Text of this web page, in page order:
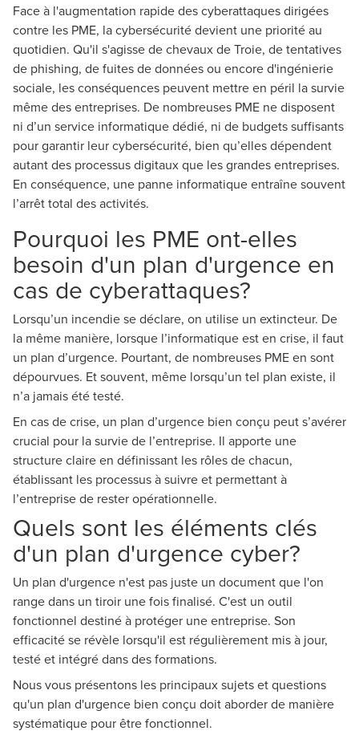
Face à l'augmentation rapide des cyberattaques dirigées
contre les PME, la cybersécurité devient une priorité au
quotidien. Qu'il s'agisse de chevaux de Troie, de tentatives
de phishing, de fuites de données ou encore d'ingénierie
sociale, les conséquences peuvent mettre en péril la survie
même des entreprises. De nombreuses PME ne disposent
ni d’un service informatique dédié, ni de budgets suffisants
pour garantir leur cybersécurité, bien qu’elles dépendent
autant des processus digitaux que les grandes entreprises.
En conséquence, une panne informatique entraîne souvent
l’arrêt total des activités.
Pourquoi les PME ont-elles
besoin d'un plan d'urgence en
cas de cyberattaques?
Lorsqu’un incendie se déclare, on utilise un extincteur. De
la même manière, lorsque l’informatique est en crise, il faut
un plan d’urgence. Pourtant, de nombreuses PME en sont
dépourvues. Et souvent, même lorsqu’un tel plan existe, il
n’a jamais été testé.
En cas de crise, un plan d’urgence bien conçu peut s’avérer
crucial pour la survie de l’entreprise. Il apporte une
structure claire en définissant les rôles de chacun,
établissant les processus à suivre et permettant à
l’entreprise de rester opérationnelle.
Quels sont les éléments clés
d'un plan d'urgence cyber?
Un plan d'urgence n'est pas juste un document que l'on
range dans un tiroir une fois finalisé. C'est un outil
fonctionnel destiné à protéger une entreprise. Son
efficacité se révèle lorsqu'il est régulièrement mis à jour,
testé et intégré dans des formations.
Nous vous présentons les principaux sujets et questions
qu'un plan d'urgence bien conçu doit aborder de manière
systématique pour être fonctionnel.